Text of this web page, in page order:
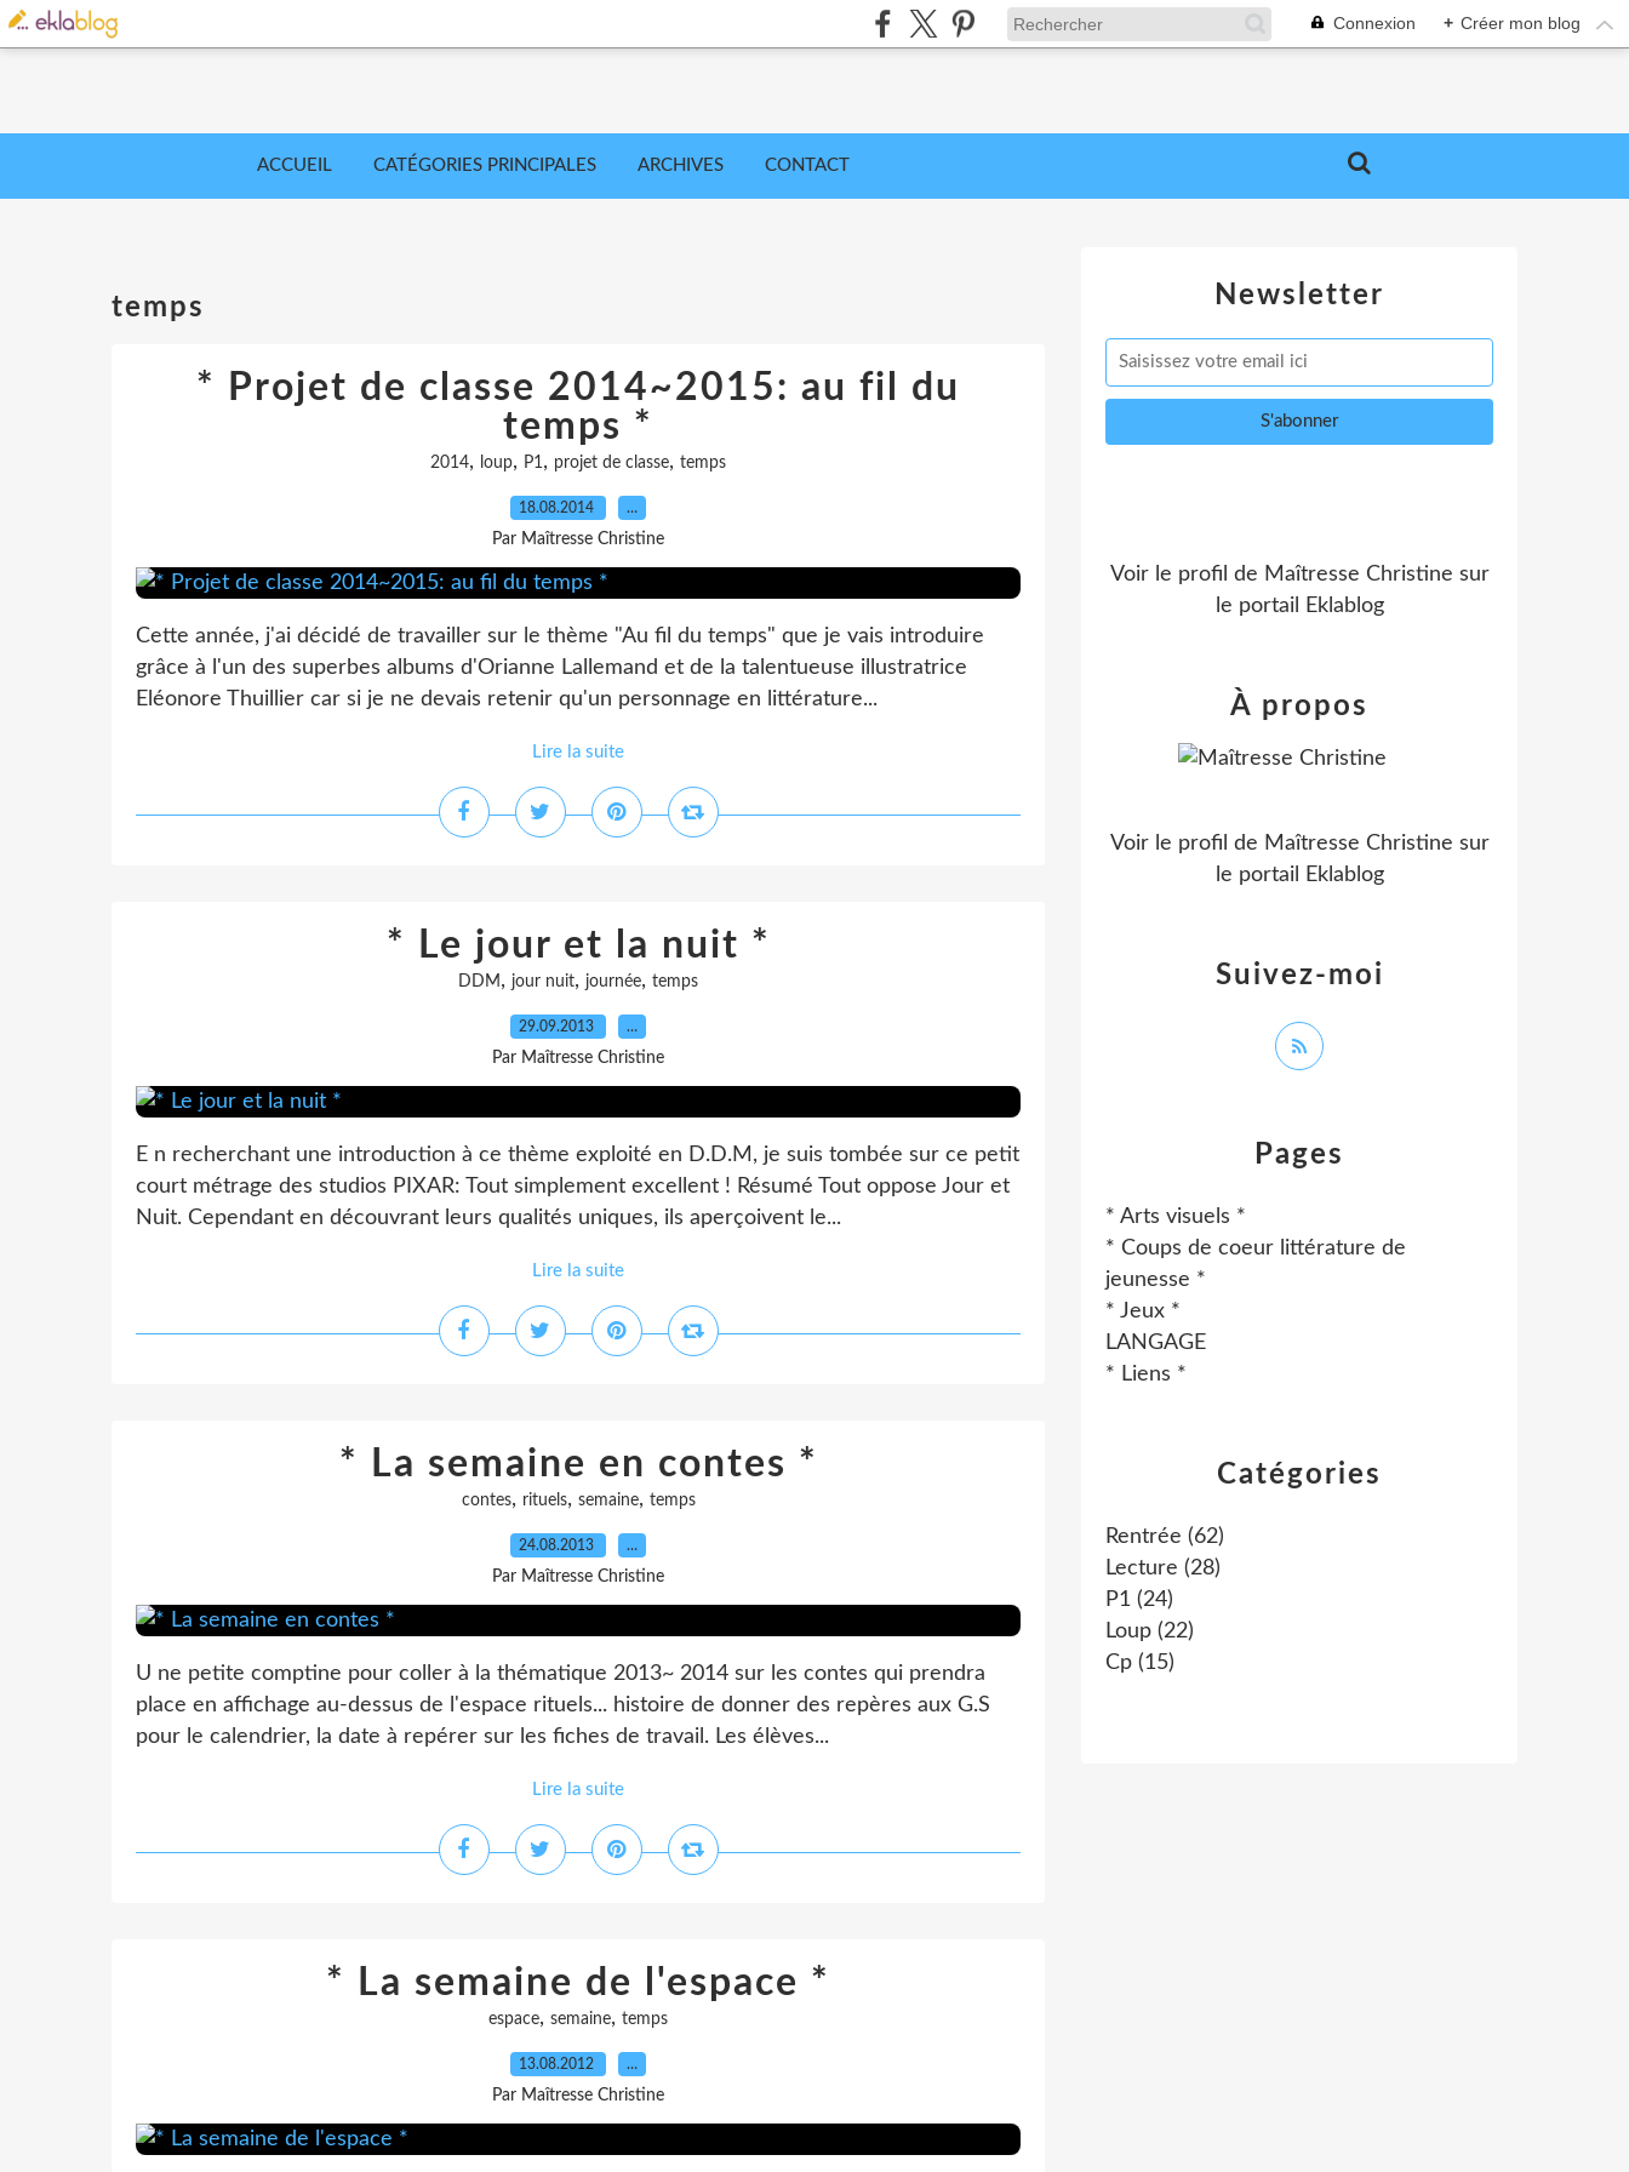
Connexion + Créer mon blog
ACCUEIL CATÉGORIES PRINCIPALES ARCHIVES CONTACT
temps
* Projet de classe 2014~2015: au fil du
temps *
2014, loup, P1, projet de classe, temps
18.08.2014 …
Par Maîtresse Christine
Cette année, j'ai décidé de travailler sur le thème "Au fil du temps" que je vais introduire
grâce à l'un des superbes albums d'Orianne Lallemand et de la talentueuse illustratrice
Eléonore Thuillier car si je ne devais retenir qu'un personnage en littérature...
Lire la suite
* Le jour et la nuit *
DDM , jour nuit, journée, temps
29.09.2013 …
Par Maîtresse Christine
E n recherchant une introduction à ce thème exploité en D.D.M, je suis tombée sur ce petit
court métrage des studios PIXAR: Tout simplement excellent ! Résumé Tout oppose Jour et
Nuit. Cependant en découvrant leurs qualités uniques, ils aperçoivent le...
Lire la suite
* La semaine en contes *
contes, rituels, semaine, temps
24.08.2013 …
Par Maîtresse Christine
U ne petite comptine pour coller à la thématique 2013~ 2014 sur les contes qui prendra
place en affichage au-dessus de l'espace rituels... histoire de donner des repères aux G.S
pour le calendrier, la date à repérer sur les fiches de travail. Les élèves...
Lire la suite
* La semaine de l'espace *
espace, semaine, temps
13.08.2012 …
Par Maîtresse Christine
Newsletter
Catégories
Rentrée (62)
Lecture (28)
P1 (24)
Loup (22)
Cp (15)
Pages
* Arts visuels *
* Coups de coeur littérature de
jeunesse *
* Jeux *
LANGAGE
* Liens *
Voir le profil de Maîtresse Christine sur
le portail Eklablog
Suivez-moi
À propos
Voir le profil de Maîtresse Christine sur
le portail Eklablog